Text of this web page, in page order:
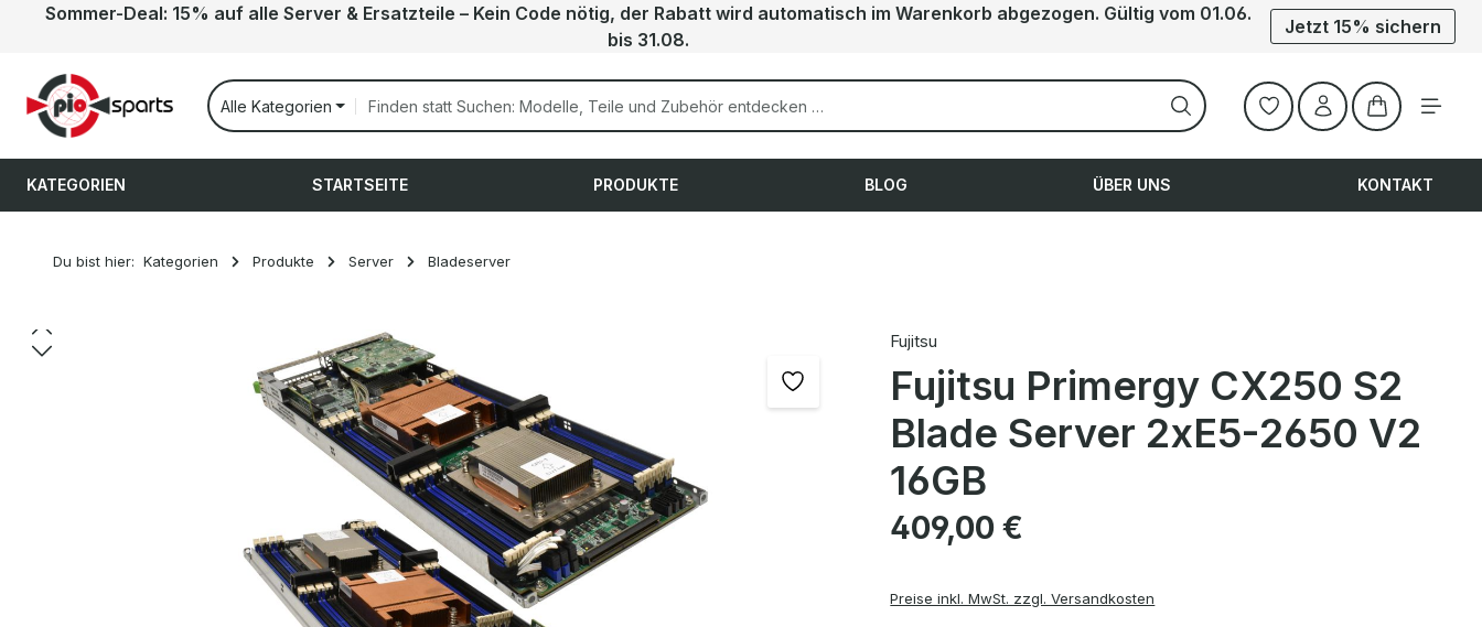
Hauptinhalt springen
Zur Suche springen
Zur Hauptnavigation springen
Sommer-Deal: 15% auf alle Server & Ersatzteile – Kein Code nötig, der Rabatt wird automatisch im Warenkorb abgezogen. Gültig vom 01.06.
bis 31.08.
Jetzt 15% sichern
Alle Kategorien
Warenkorb
KATEGORIEN STARTSEITE PRODUKTE BLOG ÜBER UNS KONTAKT
Du bist hier: Kategorien Produkte Server Bladeserver
Bildergalerie überspringen Fujitsu
Fujitsu Primergy CX250 S2
Blade Server 2xE5-2650 V2
16GB
Regulärer Preis:
409,00 €
Preise inkl. MwSt. zzgl. Versandkosten